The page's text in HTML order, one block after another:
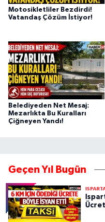
Motosikletliler Bezdirdi!
Vatandaş Çözüm İstiyor!
Belediyeden Net Mesaj:
Mezarlıkta Bu Kuralları
Çiğneyen Yandı!
Geçen Yıl Bugün